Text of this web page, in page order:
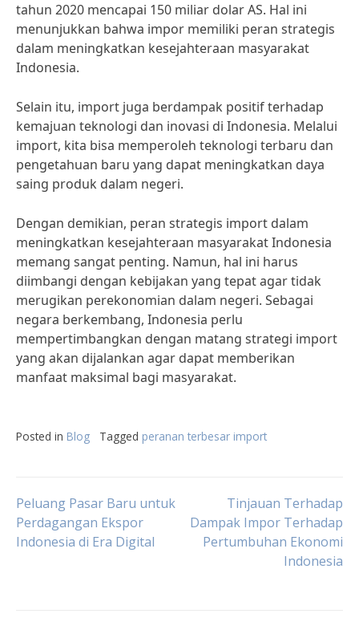
tahun 2020 mencapai 150 miliar dolar AS. Hal ini
menunjukkan bahwa impor memiliki peran strategis
dalam meningkatkan kesejahteraan masyarakat
Indonesia.
Selain itu, import juga berdampak positif terhadap
kemajuan teknologi dan inovasi di Indonesia. Melalui
import, kita bisa memperoleh teknologi terbaru dan
pengetahuan baru yang dapat meningkatkan daya
saing produk dalam negeri.
Dengan demikian, peran strategis import dalam
meningkatkan kesejahteraan masyarakat Indonesia
memang sangat penting. Namun, hal ini harus
diimbangi dengan kebijakan yang tepat agar tidak
merugikan perekonomian dalam negeri. Sebagai
negara berkembang, Indonesia perlu
mempertimbangkan dengan matang strategi import
yang akan dijalankan agar dapat memberikan
manfaat maksimal bagi masyarakat.
Posted in Blog Tagged peranan terbesar import
Post
navigation
Peluang Pasar Baru untuk
Perdagangan Ekspor
Indonesia di Era Digital
Tinjauan Terhadap
Dampak Impor Terhadap
Pertumbuhan Ekonomi
Indonesia